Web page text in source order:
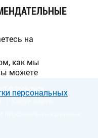
на
как мы
можете
персональных
© 2009-2026